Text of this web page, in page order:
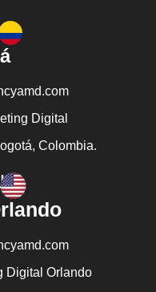
Digital
Colombia.
Digital Orlando